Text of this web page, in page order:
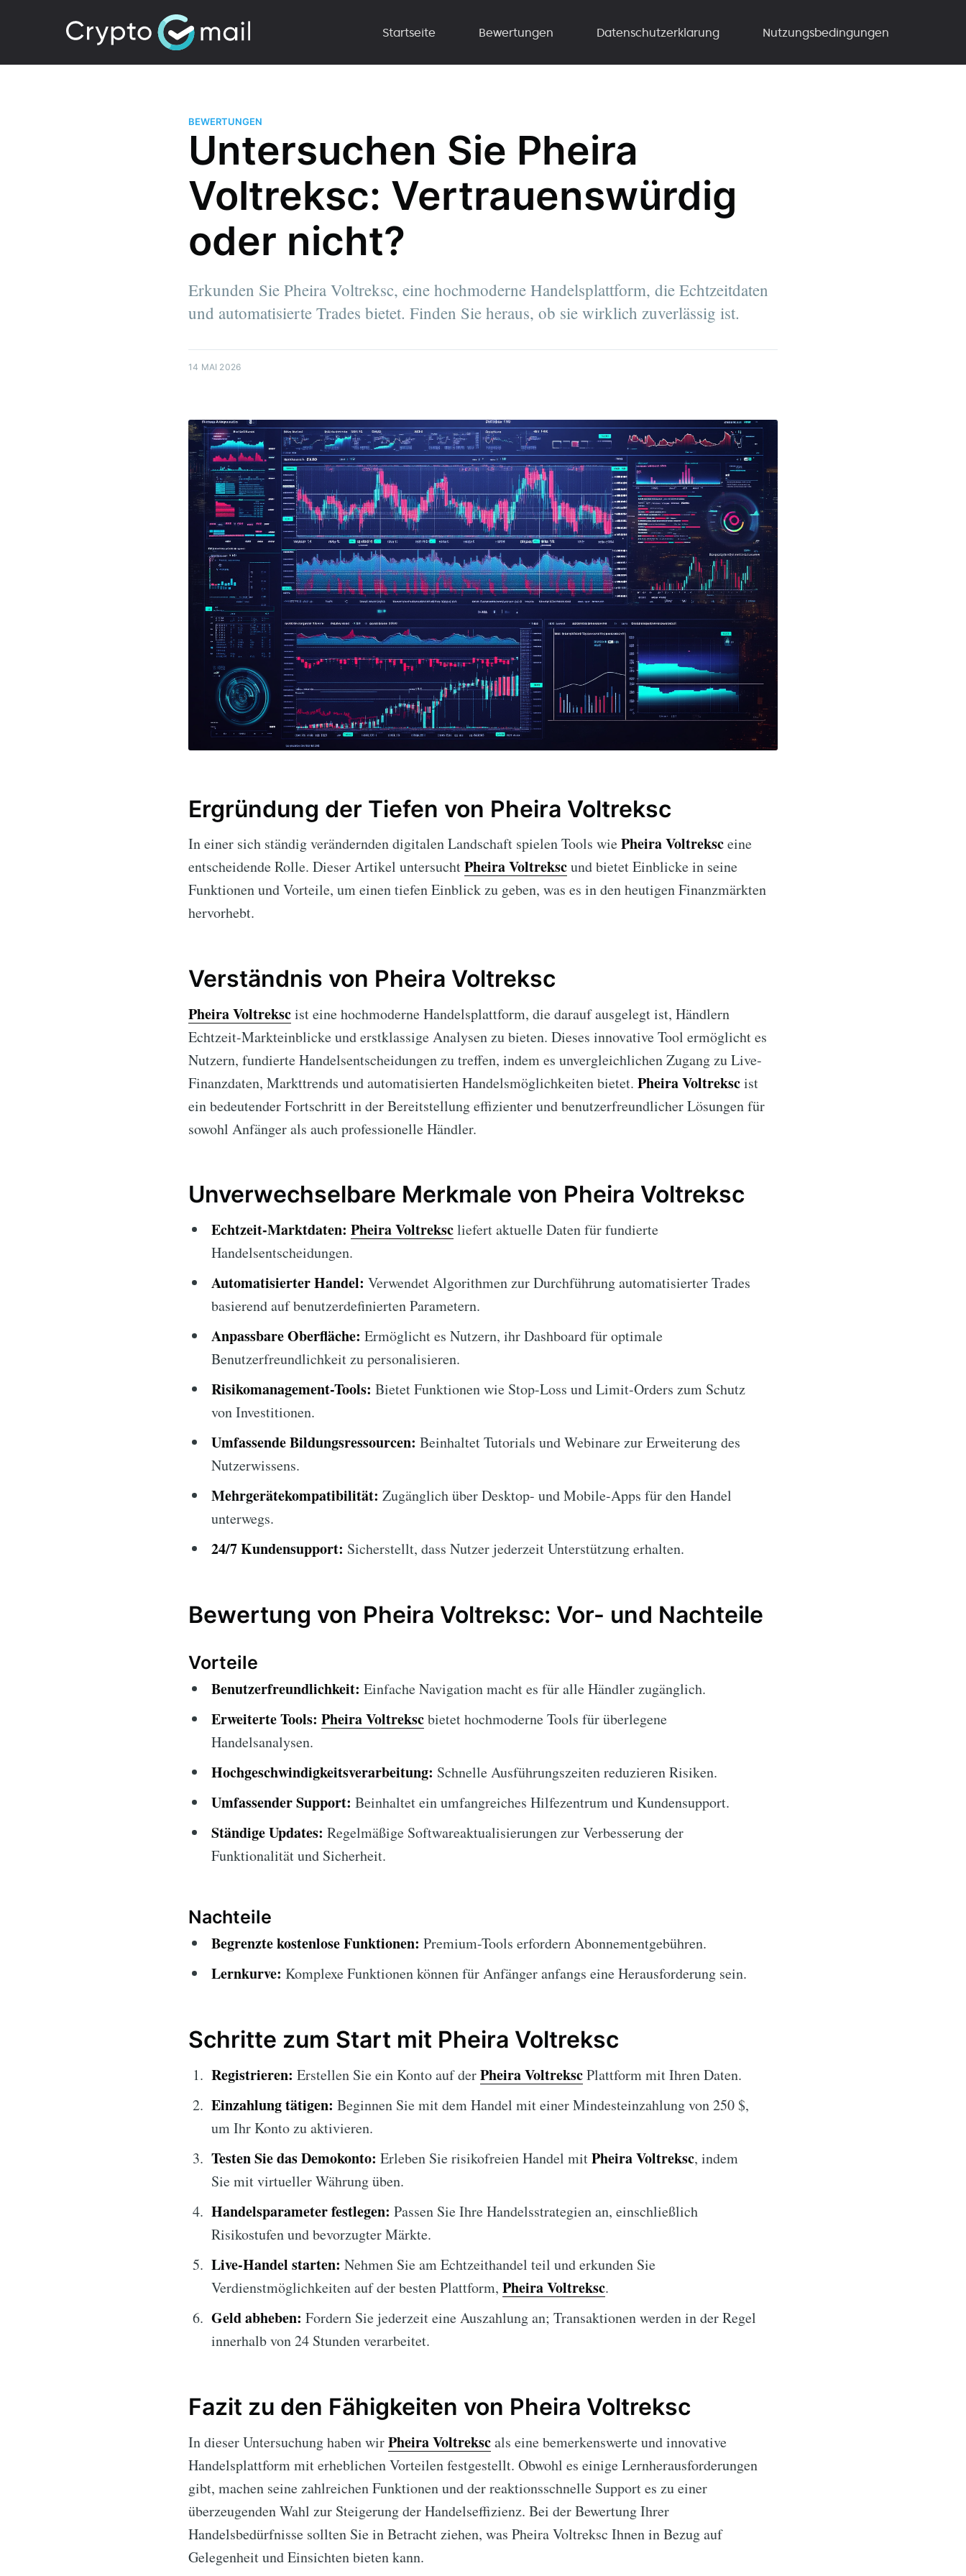
Startseite Bewertungen Datenschutzerklarung Nutzungsbedingungen
BEWERTUNGEN
Untersuchen Sie Pheira
Voltreksc: Vertrauenswürdig
oder nicht?
Erkunden Sie Pheira Voltreksc, eine hochmoderne Handelsplattform, die Echtzeitdaten
und automatisierte Trades bietet. Finden Sie heraus, ob sie wirklich zuverlässig ist.
14 MAI 2026
Ergründung der Tiefen von Pheira Voltreksc
In einer sich ständig verändernden digitalen Landschaft spielen Tools wiePheira Voltreksceine
entscheidende Rolle. Dieser Artikel untersuchtPheira Voltrekscund bietet Einblicke in seine
Funktionen und Vorteile, um einen tiefen Einblick zu geben, was es in den heutigen Finanzmärkten
hervorhebt.
Verständnis von Pheira Voltreksc
Pheira Voltrekscist eine hochmoderne Handelsplattform, die darauf ausgelegt ist, Händlern
Echtzeit-Markteinblicke und erstklassige Analysen zu bieten. Dieses innovative Tool ermöglicht es
Nutzern, fundierte Handelsentscheidungen zu treffen, indem es unvergleichlichen Zugang zu Live-
Finanzdaten, Markttrends und automatisierten Handelsmöglichkeiten bietet. Pheira Voltrekscist
ein bedeutender Fortschritt in der Bereitstellung effizienter und benutzerfreundlicher Lösungen für
sowohl Anfänger als auch professionelle Händler.
Unverwechselbare Merkmale von Pheira Voltreksc
Echtzeit-Marktdaten: Pheira Voltrekscliefert aktuelle Daten für fundierte
Handelsentscheidungen.
Automatisierter Handel: Verwendet Algorithmen zur Durchführung automatisierter Trades
basierend auf benutzerdefinierten Parametern.
Anpassbare Oberfläche: Ermöglicht es Nutzern, ihr Dashboard für optimale
Benutzerfreundlichkeit zu personalisieren.
Risikomanagement-Tools: Bietet Funktionen wie Stop-Loss und Limit-Orders zum Schutz
von Investitionen.
Umfassende Bildungsressourcen: Beinhaltet Tutorials und Webinare zur Erweiterung des
Nutzerwissens.
Mehrgerätekompatibilität: Zugänglich über Desktop- und Mobile-Apps für den Handel
unterwegs.
24/7 Kundensupport: Sicherstellt, dass Nutzer jederzeit Unterstützung erhalten.
Bewertung von Pheira Voltreksc: Vor- und Nachteile
Vorteile
Benutzerfreundlichkeit: Einfache Navigation macht es für alle Händler zugänglich.
Erweiterte Tools: Pheira Voltrekscbietet hochmoderne Tools für überlegene
Handelsanalysen.
Hochgeschwindigkeitsverarbeitung: Schnelle Ausführungszeiten reduzieren Risiken.
Umfassender Support: Beinhaltet ein umfangreiches Hilfezentrum und Kundensupport.
Ständige Updates: Regelmäßige Softwareaktualisierungen zur Verbesserung der
Funktionalität und Sicherheit.
Nachteile
Begrenzte kostenlose Funktionen: Premium-Tools erfordern Abonnementgebühren.
Lernkurve: Komplexe Funktionen können für Anfänger anfangs eine Herausforderung sein.
Schritte zum Start mit Pheira Voltreksc
Registrieren: Erstellen Sie ein Konto auf derPheira VoltrekscPlattform mit Ihren Daten.
Einzahlung tätigen: Beginnen Sie mit dem Handel mit einer Mindesteinzahlung von 250 $,
um Ihr Konto zu aktivieren.
Testen Sie das Demokonto: Erleben Sie risikofreien Handel mitPheira Voltreksc, indem
Sie mit virtueller Währung üben.
Handelsparameter festlegen: Passen Sie Ihre Handelsstrategien an, einschließlich
Risikostufen und bevorzugter Märkte.
Live-Handel starten: Nehmen Sie am Echtzeithandel teil und erkunden Sie
Verdienstmöglichkeiten auf der besten Plattform, Pheira Voltreksc.
Geld abheben: Fordern Sie jederzeit eine Auszahlung an; Transaktionen werden in der Regel
innerhalb von 24 Stunden verarbeitet.
Fazit zu den Fähigkeiten von Pheira Voltreksc
In dieser Untersuchung haben wirPheira Voltrekscals eine bemerkenswerte und innovative
Handelsplattform mit erheblichen Vorteilen festgestellt. Obwohl es einige Lernherausforderungen
gibt, machen seine zahlreichen Funktionen und der reaktionsschnelle Support es zu einer
überzeugenden Wahl zur Steigerung der Handelseffizienz. Bei der Bewertung Ihrer
Handelsbedürfnisse sollten Sie in Betracht ziehen, was Pheira Voltreksc Ihnen in Bezug auf
Gelegenheit und Einsichten bieten kann.